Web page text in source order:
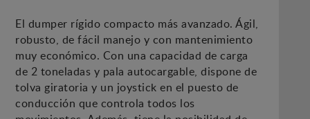
El dumper rígido compacto más avanzado. Ágil,
robusto, de fácil manejo y con mantenimiento
muy económico. Con una capacidad de carga
de 2 toneladas y pala autocargable, dispone de
tolva giratoria y un joystick en el puesto de
conducción que controla todos los